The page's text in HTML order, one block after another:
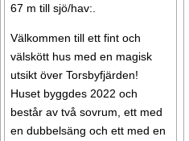
67 m till sjö/hav:.
Välkommen till ett fint och
välskött hus med en magisk
utsikt över Torsbyfjärden!
Huset byggdes 2022 och
består av två sovrum, ett med
en dubbelsäng och ett med en